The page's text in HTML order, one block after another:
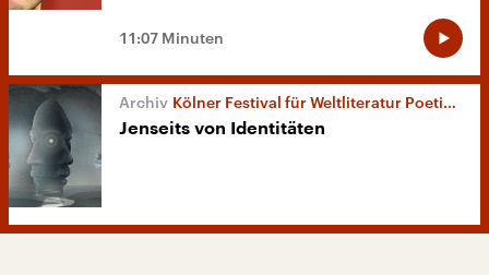
11:07 Minuten
Kölner Festival für Weltliteratur Poetica IV
Jenseits von Identitäten